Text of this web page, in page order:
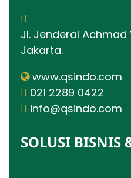
Jl. Jenderal Achmad
Jakarta.
www.qsindo.com
021 2289 0422
info@qsindo.com
SOLUSI BISNIS